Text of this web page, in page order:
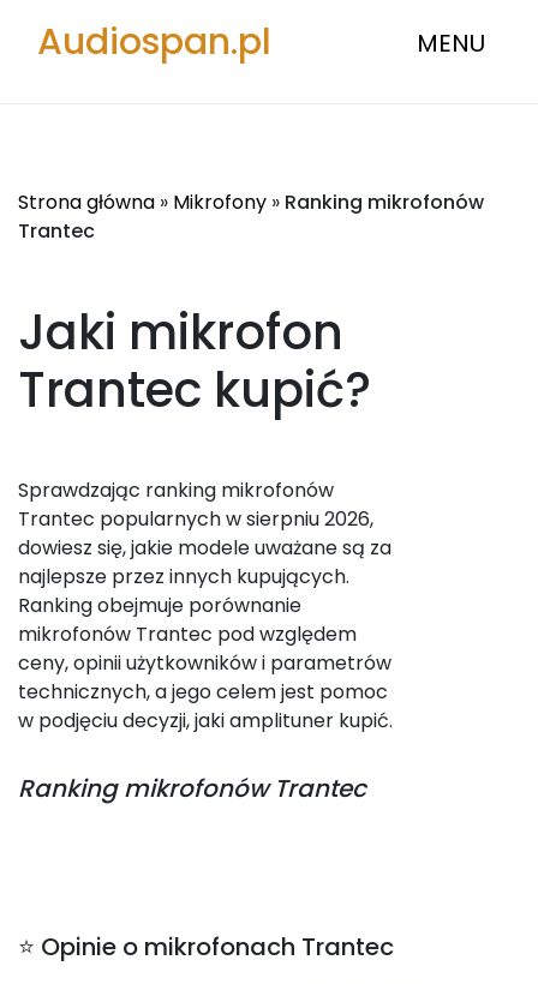
Audiospan.pl MENU
Strona główna » Mikrofony » Ranking mikrofonów
Trantec
Jaki mikrofon
Trantec kupić?
Sprawdzając ranking mikrofonów
Trantec popularnych w sierpniu 2026,
dowiesz się, jakie modele uważane są za
najlepsze przez innych kupujących.
Ranking obejmuje porównanie
mikrofonów Trantec pod względem
ceny, opinii użytkowników i parametrów
technicznych, a jego celem jest pomoc
w podjęciu decyzji, jaki amplituner kupić.
Rankingmikrofonów Trantec
⭐ Opinie o mikrofonach Trantec